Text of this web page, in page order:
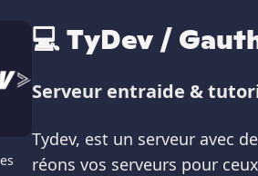
💻 TyDev /
Serveur entraide &
Tydev, est un serveur avec
réons vos serveurs pour